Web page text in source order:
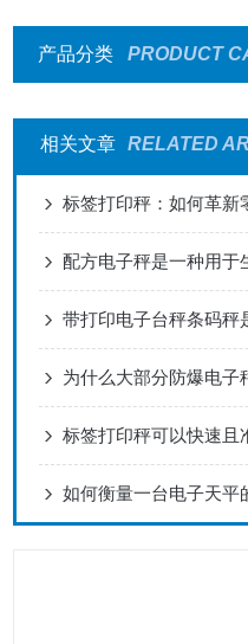
产品分类 PRODUCT
相关文章 RELATED
标签打印秤：如何革新
配方电子秤是一种用于
带打印电子台秤条码秤
为什么大部分防爆电子
如何衡量一台电子天平